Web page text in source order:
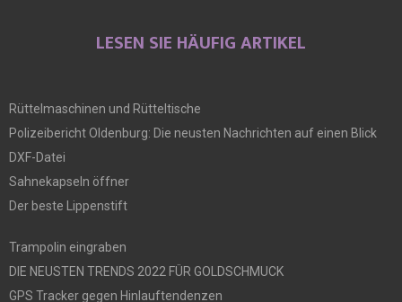
LESEN SIE HÄUFIG ARTIKEL
Rüttelmaschinen und Rütteltische
Polizeibericht Oldenburg: Die neusten Nachrichten auf einen Blick
DXF-Datei
Sahnekapseln öffner
Der beste Lippenstift
Trampolin eingraben
DIE NEUSTEN TRENDS 2022 FÜR GOLDSCHMUCK
GPS Tracker gegen Hinlauftendenzen